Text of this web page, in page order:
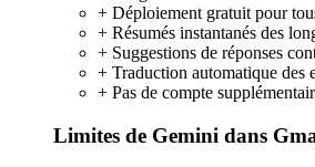
+ Déploiement gratuit pour
+ Résumés instantanés des
+ Suggestions de réponses
+ Traduction automatique des
+ Pas de compte
Limites de Gemini dans